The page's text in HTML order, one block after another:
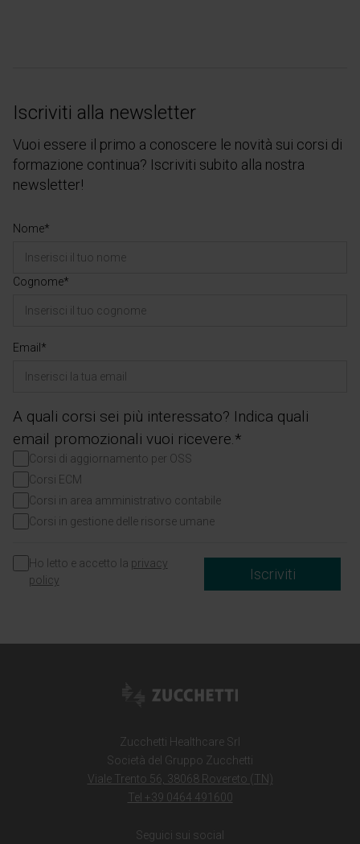
Iscriviti alla newsletter
Vuoi essere il primo a conoscere le novità sui corsi di
formazione continua? Iscriviti subito alla nostra
newsletter!
Nome*
Cognome*
Email*
A quali corsi sei più interessato? Indica quali
email promozionali vuoi ricevere.*
Corsi di aggiornamento per OSS
Corsi ECM
Corsi in area amministrativo contabile
Corsi in gestione delle risorse umane
Ho letto e accetto la privacy
policy
Iscriviti
Zucchetti Healthcare Srl
Società del Gruppo Zucchetti
Viale Trento 56, 38068 Rovereto (TN)
Tel +39 0464 491600
Seguici sui social